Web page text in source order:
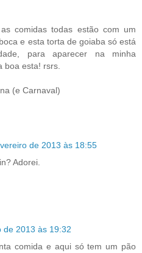
comidas todas estão com um
e esta torta de goiaba só está
para aparecer na minha
boa esta! rsrs.
(e Carnaval)
de 2013 às 18:55
Adorei.
de 2013 às 19:32
comida e aqui só tem um pão